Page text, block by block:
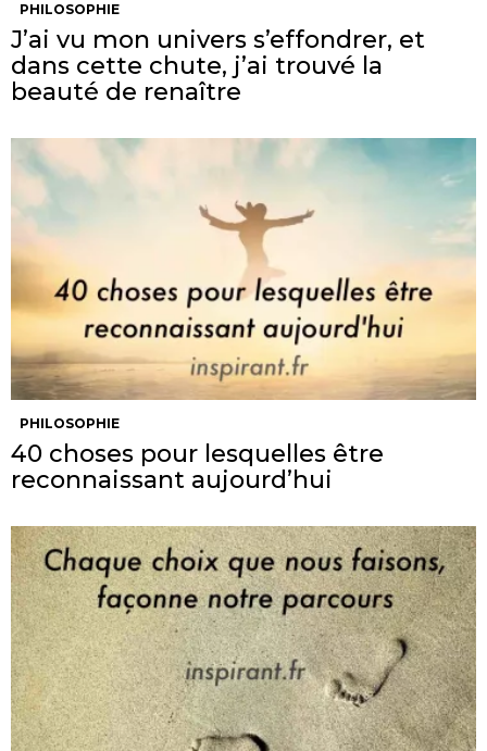
PHILOSOPHIE
J’ai vu mon univers s’effondrer, et
dans cette chute, j’ai trouvé la
beauté de renaître
PHILOSOPHIE
40 choses pour lesquelles être
reconnaissant aujourd’hui